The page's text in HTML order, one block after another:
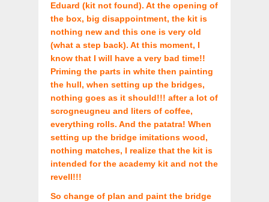
Eduard (kit not found). At the opening of
the box, big disappointment, the kit is
nothing new and this one is very old
(what a step back). At this moment, I
know that I will have a very bad time!!
Priming the parts in white then painting
the hull, when setting up the bridges,
nothing goes as it should!!! after a lot of
scrogneugneu and liters of coffee,
everything rolls. And the patatra! When
setting up the bridge imitations wood,
nothing matches, I realize that the kit is
intended for the academy kit and not the
revell!!!
So change of plan and paint the bridge